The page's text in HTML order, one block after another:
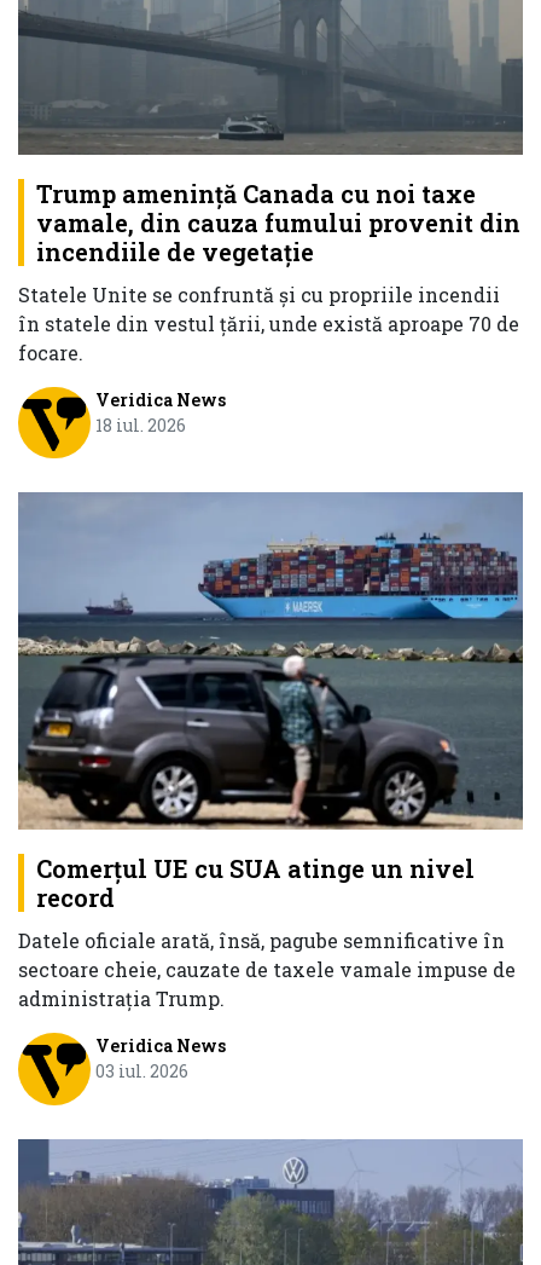
Trump ameninţă Canada cu noi taxe
vamale, din cauza fumului provenit din
incendiile de vegetaţie
Statele Unite se confruntă şi cu propriile incendii
în statele din vestul ţării, unde există aproape 70 de
focare.
Veridica News
18 iul. 2026
Comerțul UE cu SUA atinge un nivel
record
Datele oficiale arată, însă, pagube semnificative în
sectoare cheie, cauzate de taxele vamale impuse de
administrația Trump.
Veridica News
03 iul. 2026